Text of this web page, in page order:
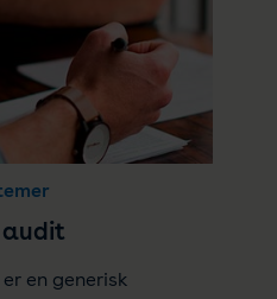
audit
en generisk